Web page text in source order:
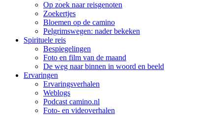
Op zoek naar reisgenoten
Zoekertjes
Bloemen op de camino
Pelgrimswegen: nader bekeken
Spirituele reis
Bespiegelingen
Foto en film van de maand
De weg naar binnen in woord en beeld
Ervaringen
Ervaringsverhalen
Weblogs
Podcast camino.nl
Foto- en videoverhalen